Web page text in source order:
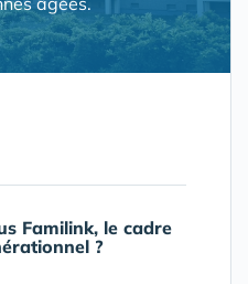
Familink, le cadre
?